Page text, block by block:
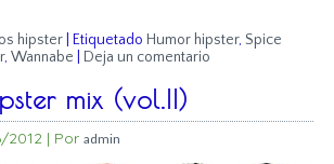
hipster Etiquetado Humor hipster, Spice
,Wannabe Deja un comentario
mix (vol.II)
2012 | Por admin